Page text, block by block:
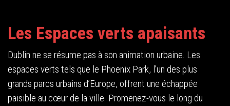
Les Espaces verts apaisants
Dublin ne se résume pas à son animation urbaine. Les
espaces verts tels que le Phoenix Park, l’un des plus
grands parcs urbains d’Europe, offrent une échappée
paisible au cœur de la ville. Promenez-vous le long du